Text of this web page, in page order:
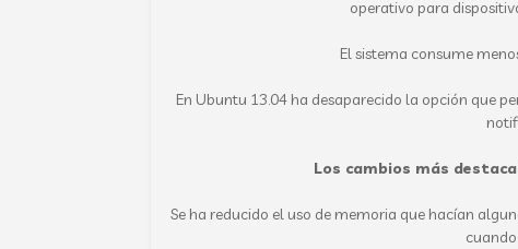
operativo para
El sistema consume
En Ubuntu 13.04 ha desaparecido la opción que
Los cambios más
Se ha reducido el uso de memoria que hacían